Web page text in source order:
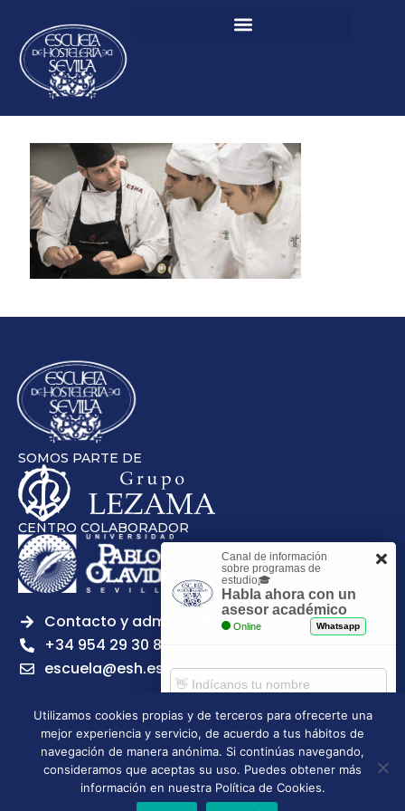
SOMOS PARTE DE
CENTRO COLABORADOR
Contacto y admisiones
+34 954 29 30 81
escuela@esh.es
Legal notice Privacy Policy
Cookies Policy
Escuela Superior de Hostelería de Sevilla | 2026 | Todos los
derechos reservados
Utilizamos cookies propias y de terceros para ofrecerte una
mejor experiencia y servicio, de acuerdo a tus hábitos de
navegación de manera anónima. Si continúas navegando,
consideramos que aceptas su uso. Puedes obtener más
información en nuestra Política de Cookies.
Canal de información
sobre programas de
estudio🎓
Habla ahora con un
asesor académico
Online Whatsapp
Comenzar chat